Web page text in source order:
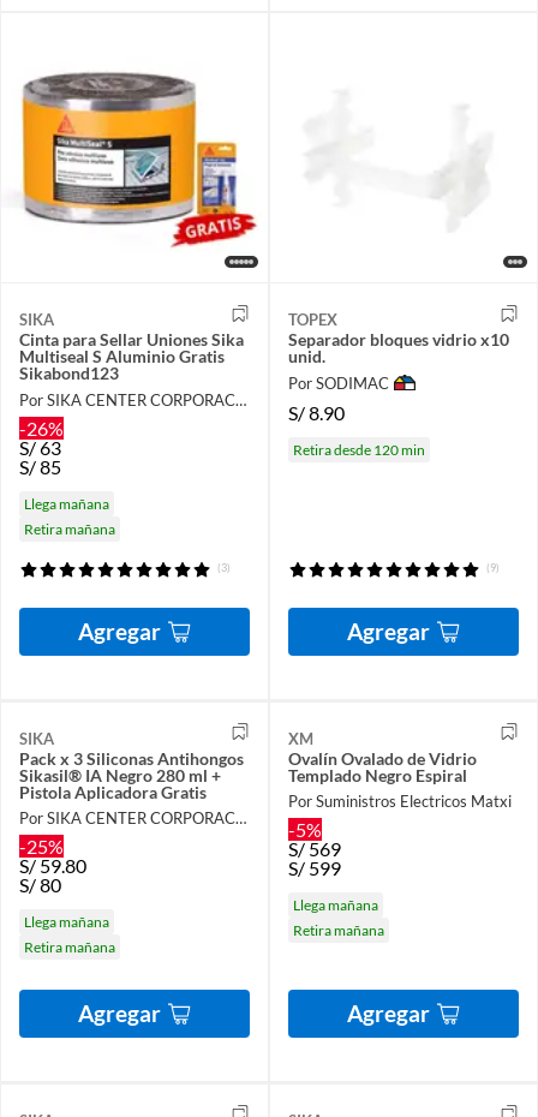
SIKA
Cinta para Sellar Uniones Sika
Multiseal S Aluminio Gratis
Sikabond123
Por SIKA CENTER CORPORACIÓN LAU
-26%
S/63
S/85
Llega mañana
Retira mañana
(3)
Agregar
TOPEX
Separador bloques vidrio x10
unid.
Por SODIMAC
S/8.90
Retira desde 120 min
(9)
Agregar
SIKA
Pack x 3 Siliconas Antihongos
Sikasil® IA Negro 280 ml +
Pistola Aplicadora Gratis
Por SIKA CENTER CORPORACIÓN LAU
-25%
S/59.80
S/80
Llega mañana
Retira mañana
Agregar
XM
Ovalín Ovalado de Vidrio
Templado Negro Espiral
Por Suministros Electricos Matxi
-5%
S/569
S/ 599
Llega mañana
Retira mañana
Agregar